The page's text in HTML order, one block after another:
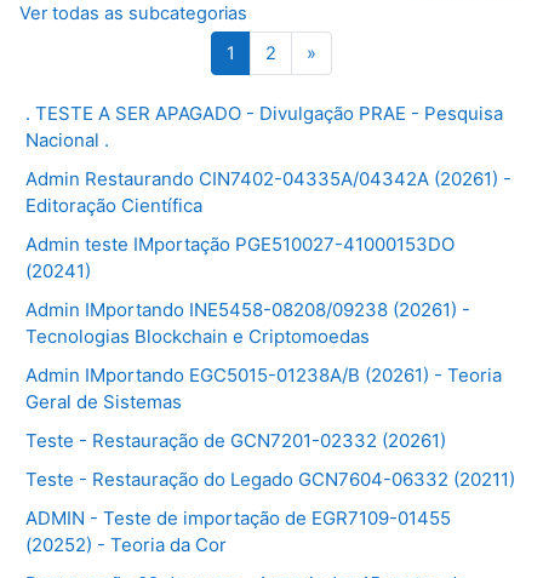
Ver todas as subcategorias
1 Página 1
2 Página 2
»
. TESTE A SER APAGADO - Divulgação PRAE - Pesquisa
Nacional .
Admin Restaurando CIN7402-04335A/04342A (20261) -
Editoração Científica
Admin teste IMportação PGE510027-41000153DO
(20241)
Admin IMportando INE5458-08208/09238 (20261) -
Tecnologias Blockchain e Criptomoedas
Admin IMportando EGC5015-01238A/B (20261) - Teoria
Geral de Sistemas
Teste - Restauração de GCN7201-02332 (20261)
Teste - Restauração do Legado GCN7604-06332 (20211)
ADMIN - Teste de importação de EGR7109-01455
(20252) - Teoria da Cor